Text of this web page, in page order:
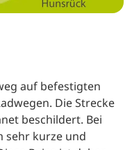
auf befestigten
Die Strecke
beschildert. Bei
sehr kurze und